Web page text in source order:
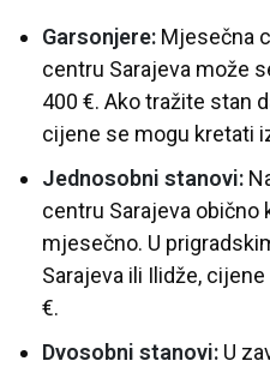
Garsonjere: Mjesečna
centru Sarajeva može
400 €. Ako tražite stan
cijene se mogu kretati
Jednosobni stanovi:
centru Sarajeva obično
mjesečno. U
Sarajeva ili Ilidže,
€.
Dvosobni stanovi: U